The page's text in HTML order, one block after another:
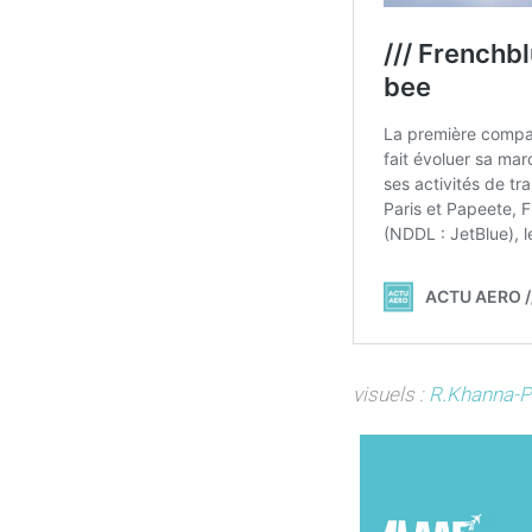
visuels : R.Khanna-